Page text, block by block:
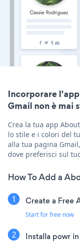
Incorporare
Gmail non è mai
Crea la tua app
lo stile e i colori del
alla tua pagina
dove preferisci sul
How To Add a
Create a Free
Start for free now
Installa powr